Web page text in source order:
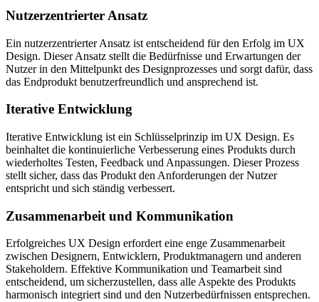
Nutzerzentrierter Ansatz
Ein nutzerzentrierter Ansatz ist entscheidend für den Erfolg im UX
Design. Dieser Ansatz stellt die Bedürfnisse und Erwartungen der
Nutzer in den Mittelpunkt des Designprozesses und sorgt dafür, dass
das Endprodukt benutzerfreundlich und ansprechend ist.
Iterative Entwicklung
Iterative Entwicklung ist ein Schlüsselprinzip im UX Design. Es
beinhaltet die kontinuierliche Verbesserung eines Produkts durch
wiederholtes Testen, Feedback und Anpassungen. Dieser Prozess
stellt sicher, dass das Produkt den Anforderungen der Nutzer
entspricht und sich ständig verbessert.
Zusammenarbeit und Kommunikation
Erfolgreiches UX Design erfordert eine enge Zusammenarbeit
zwischen Designern, Entwicklern, Produktmanagern und anderen
Stakeholdern. Effektive Kommunikation und Teamarbeit sind
entscheidend, um sicherzustellen, dass alle Aspekte des Produkts
harmonisch integriert sind und den Nutzerbedürfnissen entsprechen.